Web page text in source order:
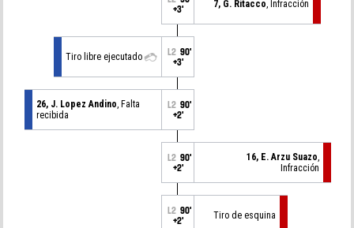
+3'
7, G. Ritacco, Infracción
Tiro libre ejecutado L2 90'
+3'
26, J. Lopez Andino, Falta
recibida
L2 90'
+2'
L2 90'
+2'
16, E. Arzu Suazo,
Infracción
L2 90'
+2'
Tiro de esquina